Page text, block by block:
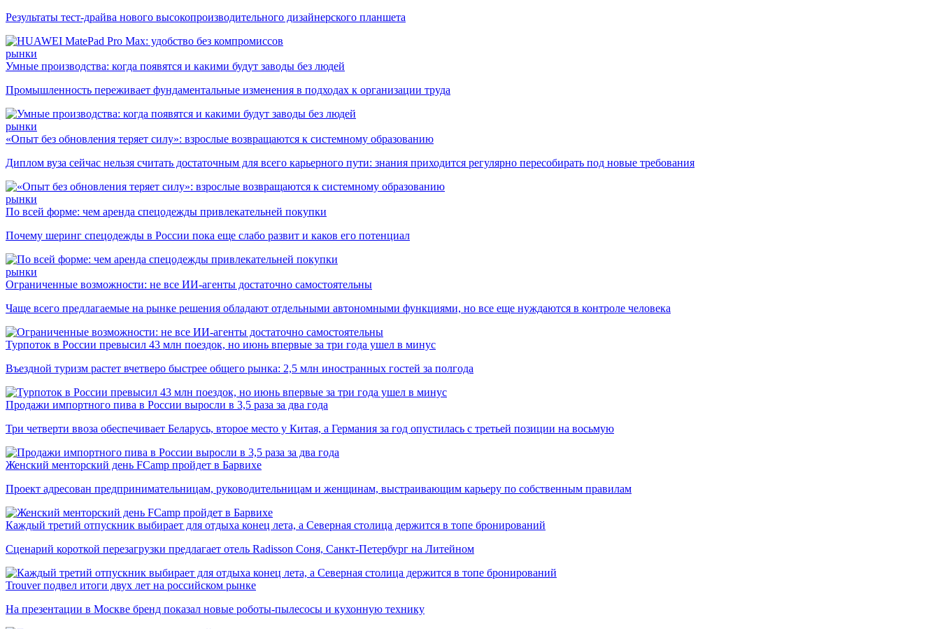
Результаты тест-драйва нового высокопроизводительного дизайнерского планшета
рынки
Умные производства: когда появятся и какими будут заводы без людей
Промышленность переживает фундаментальные изменения в подходах к организации труда
рынки
«Опыт без обновления теряет силу»: взрослые возвращаются к системному образованию
Диплом вуза сейчас нельзя считать достаточным для всего карьерного пути: знания приходится регулярно пересобирать под новые требования
рынки
По всей форме: чем аренда спецодежды привлекательней покупки
Почему шеринг спецодежды в России пока еще слабо развит и каков его потенциал
рынки
Ограниченные возможности: не все ИИ-агенты достаточно самостоятельны
Чаще всего предлагаемые на рынке решения обладают отдельными автономными функциями, но все еще нуждаются в контроле человека
Турпоток в России превысил 43 млн поездок, но июнь впервые за три года ушел в минус
Въездной туризм растет вчетверо быстрее общего рынка: 2,5 млн иностранных гостей за полгода
Продажи импортного пива в России выросли в 3,5 раза за два года
Три четверти ввоза обеспечивает Беларусь, второе место у Китая, а Германия за год опустилась с третьей позиции на восьмую
Женский менторский день FCamp пройдет в Барвихе
Проект адресован предпринимательницам, руководительницам и женщинам, выстраивающим карьеру по собственным правилам
Каждый третий отпускник выбирает для отдыха конец лета, а Северная столица держится в топе бронирований
Сценарий короткой перезагрузки предлагает отель Radisson Соня, Санкт-Петербург на Литейном
Trouver подвел итоги двух лет на российском рынке
На презентации в Москве бренд показал новые роботы-пылесосы и кухонную технику